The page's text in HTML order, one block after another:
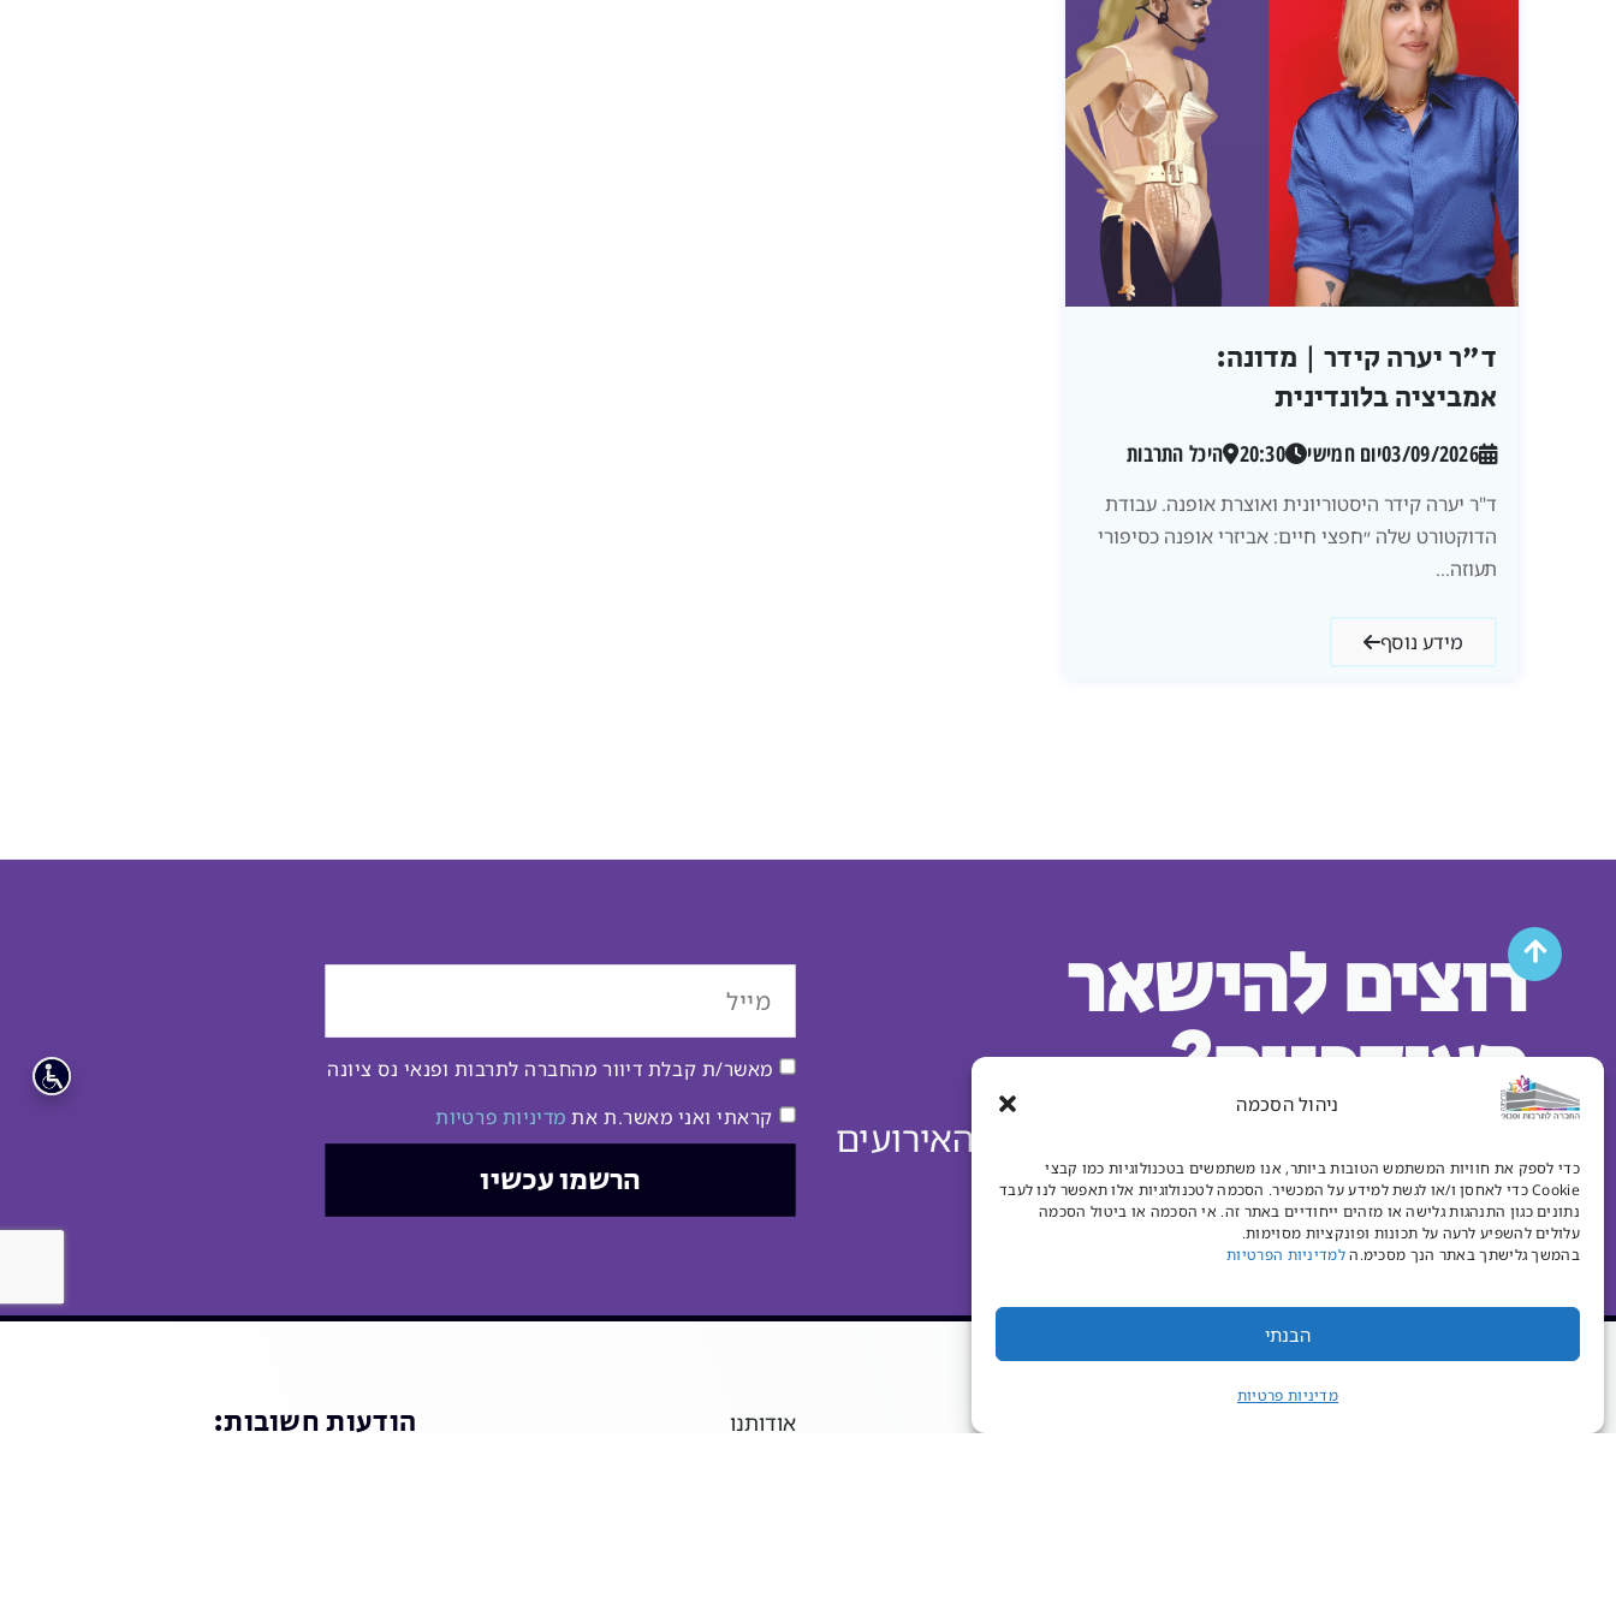
ניהול הסכמה
כדי לספק את חוויות המשתמש הטובות ביותר, אנו משתמשים בטכנולוגיות כמו קבצי
Cookie כדי לאחסן ו/או לגשת למידע על המכשיר. הסכמה לטכנולוגיות אלו תאפשר לנו לעבד
נתונים כגון התנהגות גלישה או מזהים ייחודיים באתר זה. אי הסכמה או ביטול הסכמה
עלולים להשפיע לרעה על תכונות ופונקציות מסוימות.
בהמשך גלישתך באתר הנך מסכימ.הלמדיניות הפרטיות
הבנתי
מדיניות פרטיות
ד"ר יערה קידר | מדונה:
אמביציה בלונדינית
03/09/2026יום חמישי 20:30 היכל התרבות
ד"ר יערה קידר היסטוריונית ואוצרת אופנה. עבודת
הדוקטורט שלה ״חפצי חיים: אביזרי אופנה כסיפורי
תעוזה...
מידע נוסף
רוצים להישאר
מעודכנים?
הרשמו לניוזלטר שלנו וקבלו מידע על האירועים
שלנו.
מאשר/ת קבלת דיוור מהחברה לתרבות ופנאי נס ציונה
קראתי ואני מאשר.ת את מדיניות פרטיות
הרשמו עכשיו
אודותנו
הודעות חשובות: